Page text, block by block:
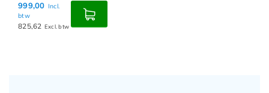
999,00 Incl.
btw
825,62 Excl. btw